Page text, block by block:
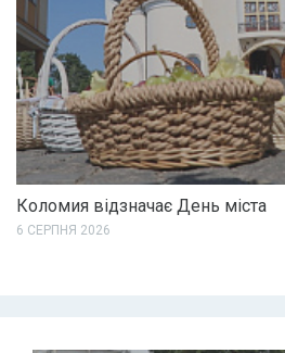
Коломия відзначає День міста
6 СЕРПНЯ 2026